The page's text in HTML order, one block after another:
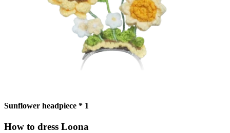
Sunflower headpiece * 1
How to dress Loona